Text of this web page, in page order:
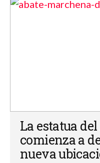
La estatua
comienza a
nueva